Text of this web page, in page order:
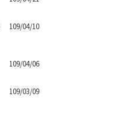
109/04/10
109/04/06
109/03/09